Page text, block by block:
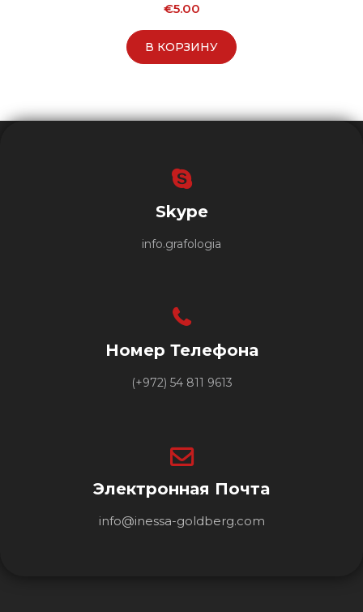
€5.00
В КОРЗИНУ
Skype
info.grafologia
Номер Телефона
(+972) 54 811 9613
Электронная Почта
info@inessa-goldberg.com